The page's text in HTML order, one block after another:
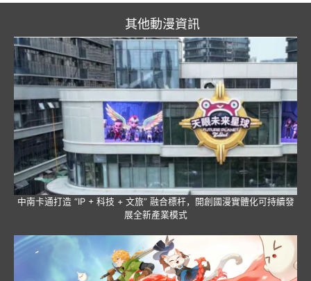
其他動漫資訊
中南卡通打造 “IP + 科技 + 文旅” 融合標杆，開創國漫實體化可持續發
展全新產業模式